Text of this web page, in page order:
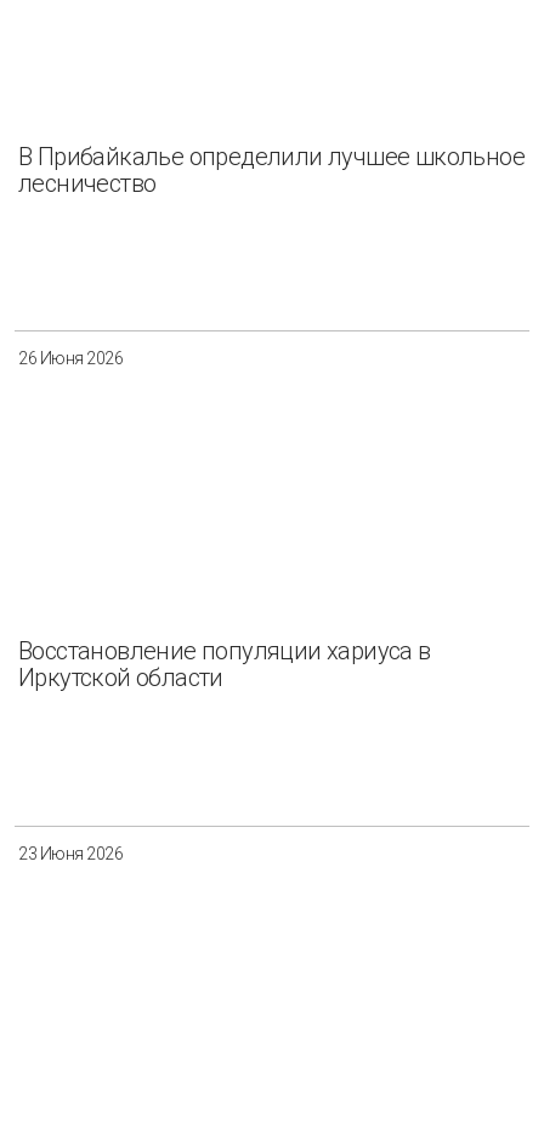
В Прибайкалье определили лучшее школьное
лесничество
26 Июня 2026
Восстановление популяции хариуса в
Иркутской области
23 Июня 2026